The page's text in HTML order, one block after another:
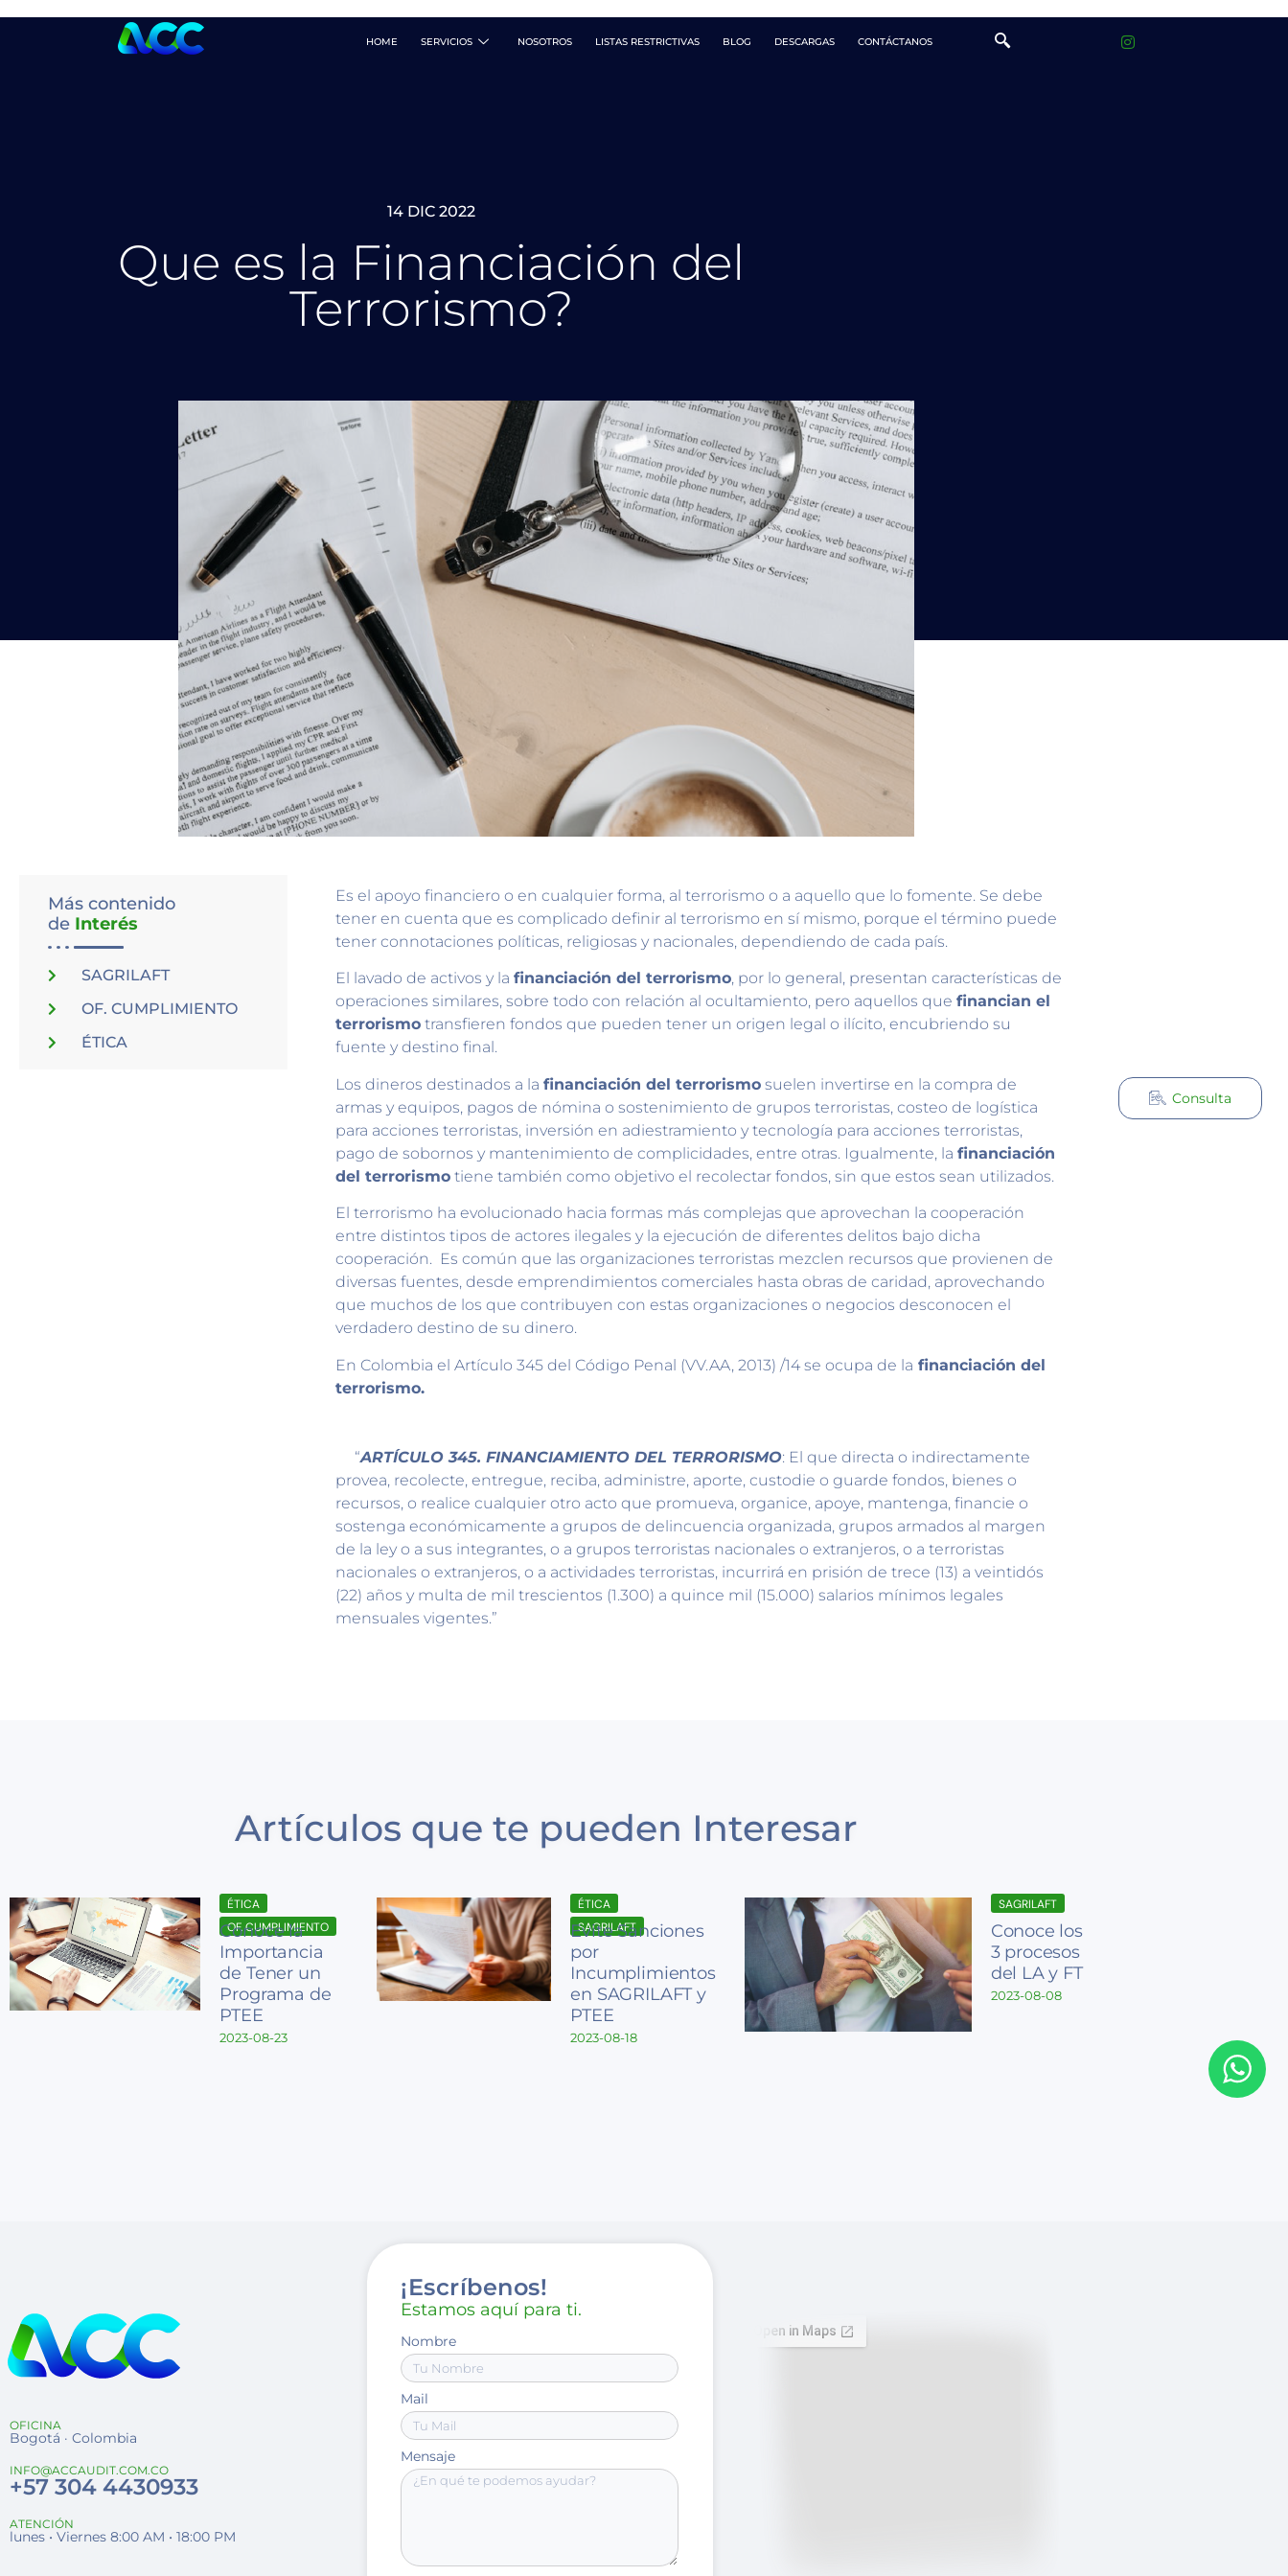
HOME SERVICIOS NOSOTROS LISTAS RESTRICTIVAS BLOG DESCARGAS CONTÁCTANOS
Consulta
Que es la Financiación del Terrorismo?
14 DIC 2022
Que es la Financiación del
Terrorismo?
Más contenido
de Interés
SAGRILAFT
OF. CUMPLIMIENTO
ÉTICA
Es el apoyo financiero o en cualquier forma, al terrorismo o a aquello que lo fomente. Se debe
tener en cuenta que es complicado definir al terrorismo en sí mismo, porque el término puede
tener connotaciones políticas, religiosas y nacionales, dependiendo de cada país.
El lavado de activos y la financiación del terrorismo, por lo general, presentan características de
operaciones similares, sobre todo con relación al ocultamiento, pero aquellos que financian el
terrorismotransfieren fondos que pueden tener un origen legal o ilícito, encubriendo su
fuente y destino final.
Los dineros destinados a la financiación del terrorismosuelen invertirse en la compra de
armas y equipos, pagos de nómina o sostenimiento de grupos terroristas, costeo de logística
para acciones terroristas, inversión en adiestramiento y tecnología para acciones terroristas,
pago de sobornos y mantenimiento de complicidades, entre otras. Igualmente, la financiación
del terrorismotiene también como objetivo el recolectar fondos, sin que estos sean utilizados.
El terrorismo ha evolucionado hacia formas más complejas que aprovechan la cooperación
entre distintos tipos de actores ilegales y la ejecución de diferentes delitos bajo dicha
cooperación. Es común que las organizaciones terroristas mezclen recursos que provienen de
diversas fuentes, desde emprendimientos comerciales hasta obras de caridad, aprovechando
que muchos de los que contribuyen con estas organizaciones o negocios desconocen el
verdadero destino de su dinero.
En Colombia el Artículo 345 del Código Penal (VV.AA, 2013) /14 se ocupa de la financiación del
terrorismo.
“ARTÍCULO 345. FINANCIAMIENTO DEL TERRORISMO: El que directa o indirectamente
provea, recolecte, entregue, reciba, administre, aporte, custodie o guarde fondos, bienes o
recursos, o realice cualquier otro acto que promueva, organice, apoye, mantenga, financie o
sostenga económicamente a grupos de delincuencia organizada, grupos armados al margen
de la ley o a sus integrantes, o a grupos terroristas nacionales o extranjeros, o a terroristas
nacionales o extranjeros, o a actividades terroristas, incurrirá en prisión de trece (13) a veintidós
(22) años y multa de mil trescientos (1.300) a quince mil (15.000) salarios mínimos legales
mensuales vigentes.”
Artículos que te pueden Interesar
ÉTICA
OF. CUMPLIMIENTO
Conoce la
Importancia
de Tener un
Programa de
PTEE
2023-08-23
ÉTICA
SAGRILAFT
Evite Sanciones
por
Incumplimientos
en SAGRILAFT y
PTEE
2023-08-18
SAGRILAFT
Conoce los
3 procesos
del LA y FT
2023-08-08
OFICINA
Bogotá · Colombia
INFO@ACCAUDIT.COM.CO
+57 304 4430933
ATENCIÓN
lunes • Viernes 8:00 AM • 18:00 PM
¡Escríbenos!
Estamos aquí para ti.
Nombre
Mail
Mensaje